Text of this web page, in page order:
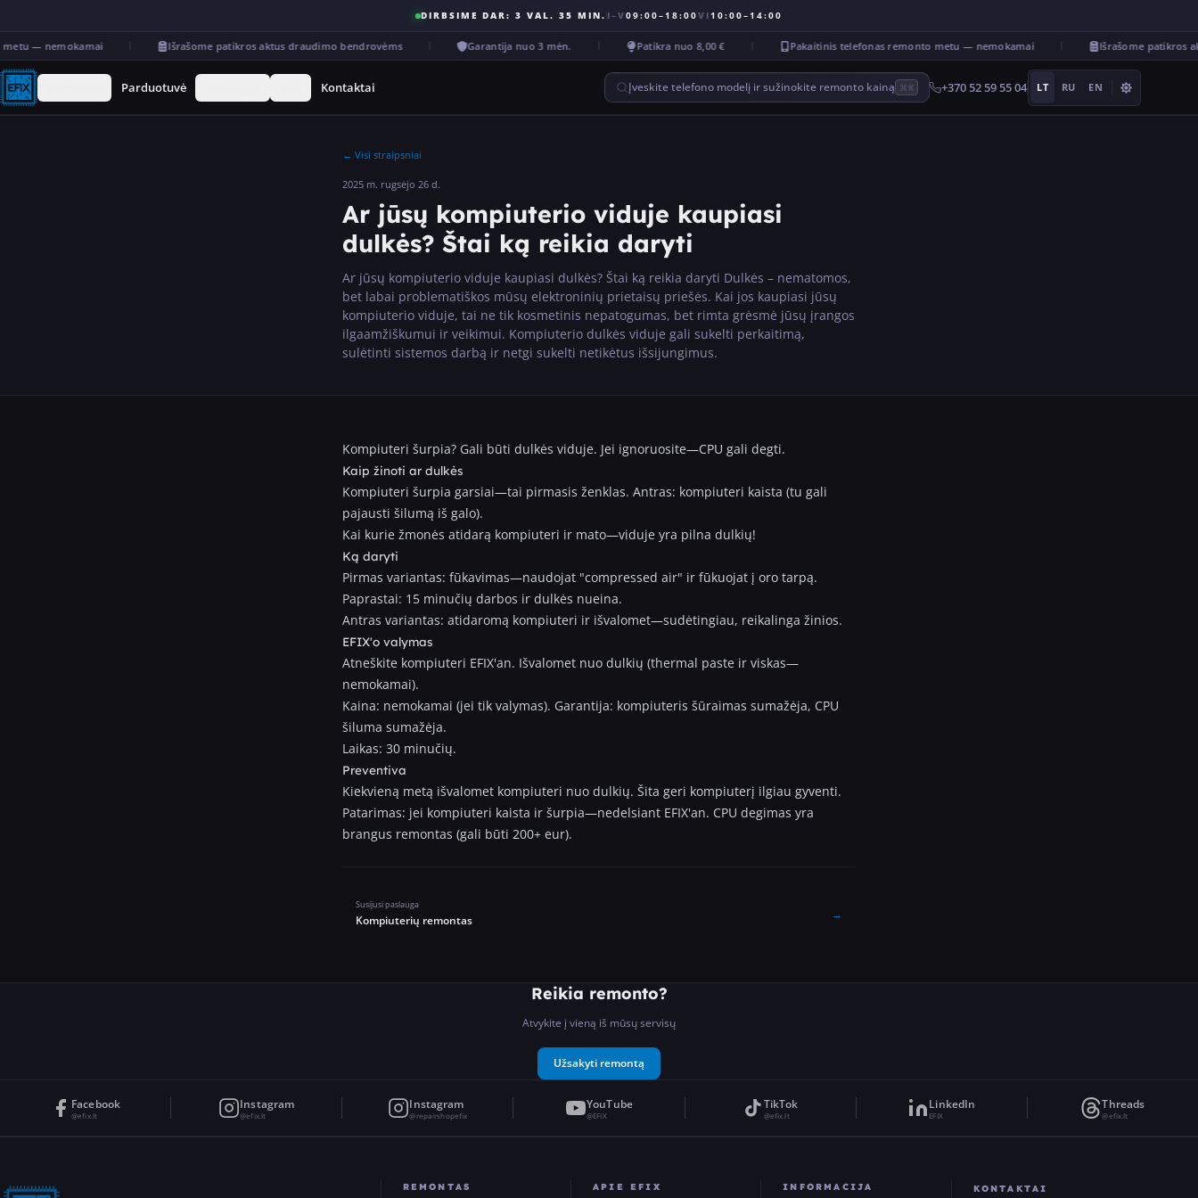
DIRBSIME DAR: 3 VAL. 35 MIN. I–V09:00–18:00VI10:00–14:00
— nemokamai Išrašome patikros aktus draudimo bendrovėms Garantija nuo 3 mėn. Patikra nuo 8,00 € Pakaitinis telefonas remonto metu — nemokamai Išrašome patikros
Parduotuvė Kontaktai Įveskite telefono modelį ir sužinokite remonto kainą ⌘K +370 52 59 55 04 LT RU EN
← Visi straipsniai
2025 m. rugsėjo 26 d.
Ar jūsų kompiuterio viduje kaupiasi
dulkės? Štai ką reikia daryti
Ar jūsų kompiuterio viduje kaupiasi dulkės? Štai ką reikia daryti Dulkės – nematomos,
bet labai problematiškos mūsų elektroninių prietaisų priešės. Kai jos kaupiasi jūsų
kompiuterio viduje, tai ne tik kosmetinis nepatogumas, bet rimta grėsmė jūsų įrangos
ilgaamžiškumui ir veikimui. Kompiuterio dulkės viduje gali sukelti perkaitimą,
sulėtinti sistemos darbą ir netgi sukelti netikėtus išsijungimus.
Kompiuteri šurpia? Gali būti dulkės viduje. Jei ignoruosite—CPU gali degti.
Kaip žinoti ar dulkės
Kompiuteri šurpia garsiai—tai pirmasis ženklas. Antras: kompiuteri kaista (tu gali
pajausti šilumą iš galo).
Kai kurie žmonės atidarą kompiuteri ir mato—viduje yra pilna dulkių!
Ką daryti
Pirmas variantas: fūkavimas—naudojat "compressed air" ir fūkuojat į oro tarpą.
Paprastai: 15 minučių darbos ir dulkės nueina.
Antras variantas: atidaromą kompiuteri ir išvalomet—sudėtingiau, reikalinga žinios.
EFIX'o valymas
Atneškite kompiuteri EFIX'an. Išvalomet nuo dulkių (thermal paste ir viskas—
nemokamai).
Kaina: nemokamai (jei tik valymas). Garantija: kompiuteris šūraimas sumažėja, CPU
šiluma sumažėja.
Laikas: 30 minučių.
Preventiva
Kiekvieną metą išvalomet kompiuteri nuo dulkių. Šita geri kompiuterį ilgiau gyventi.
Patarimas: jei kompiuteri kaista ir šurpia—nedelsiant EFIX'an. CPU degimas yra
brangus remontas (gali būti 200+ eur).
Susijusi paslauga
Kompiuterių remontas →
Reikia remonto?
Atvykite į vieną iš mūsų servisų
Užsakyti remontą
Facebook
@efix.lt
Instagram
@efix.lt
Instagram
@repairshopefix
YouTube
@EFIX
TikTok
@efix.lt
LinkedIn
EFIX
Threads
@efix.lt
REMONTAS APIE EFIX INFORMACIJA KONTAKTAI